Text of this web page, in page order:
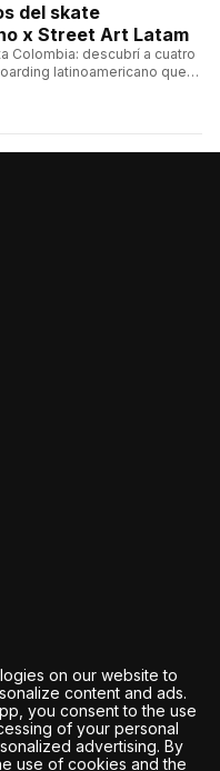
del skate
x Street Art Latam
Colombia: descubrí a cuatro
latinoamericano que
on our website to
content and ads.
you consent to the use
of your personal
advertising. By
use of cookies and the